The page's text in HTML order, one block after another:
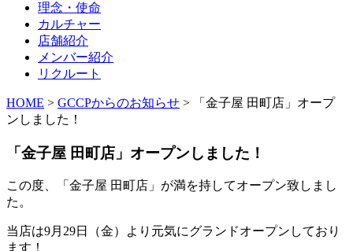
理念・使命
カルチャー
店舗紹介
メンバー紹介
リクルート
HOME > GCCPからのお知らせ >
「金子屋 田町店」オープ
ンしました！
「金子屋 田町店」オープンしました！
この度、「金子屋 田町店」が満を持してオープン致しまし
た。
当店は9月29日（金）より元気にグランドオープンしており
ます！